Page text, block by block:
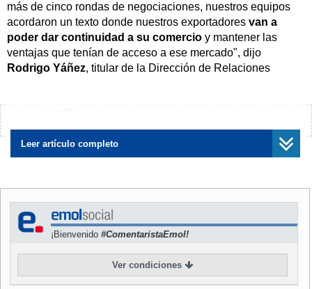
más de cinco rondas de negociaciones, nuestros equipos
acordaron un texto donde nuestros exportadores van a
poder dar continuidad a su comercio y mantener las
ventajas que tenían de acceso a ese mercado", dijo
Rodrigo Yáñez, titular de la Dirección de Relaciones
Más detalles en"El Mercurio"de hoy.
Leer artículo completo
¡Bienvenido #ComentaristaEmol!
Ver condiciones